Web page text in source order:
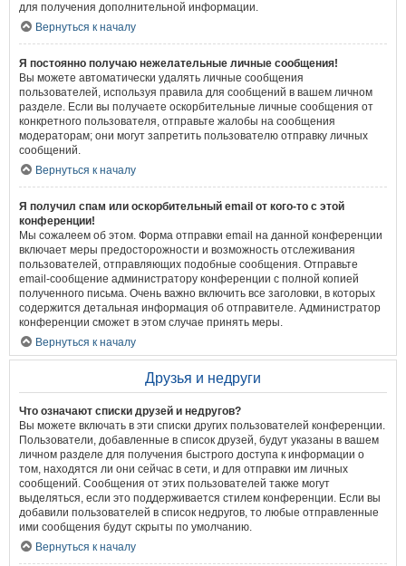
для получения дополнительной информации.
Вернуться к началу
Я постоянно получаю нежелательные личные сообщения!
Вы можете автоматически удалять личные сообщения
пользователей, используя правила для сообщений в вашем личном
разделе. Если вы получаете оскорбительные личные сообщения от
конкретного пользователя, отправьте жалобы на сообщения
модераторам; они могут запретить пользователю отправку личных
сообщений.
Вернуться к началу
Я получил спам или оскорбительный email от кого-то с этой
конференции!
Мы сожалеем об этом. Форма отправки email на данной конференции
включает меры предосторожности и возможность отслеживания
пользователей, отправляющих подобные сообщения. Отправьте
email-сообщение администратору конференции с полной копией
полученного письма. Очень важно включить все заголовки, в которых
содержится детальная информация об отправителе. Администратор
конференции сможет в этом случае принять меры.
Вернуться к началу
Друзья и недруги
Что означают списки друзей и недругов?
Вы можете включать в эти списки других пользователей конференции.
Пользователи, добавленные в список друзей, будут указаны в вашем
личном разделе для получения быстрого доступа к информации о
том, находятся ли они сейчас в сети, и для отправки им личных
сообщений. Сообщения от этих пользователей также могут
выделяться, если это поддерживается стилем конференции. Если вы
добавили пользователей в список недругов, то любые отправленные
ими сообщения будут скрыты по умолчанию.
Вернуться к началу